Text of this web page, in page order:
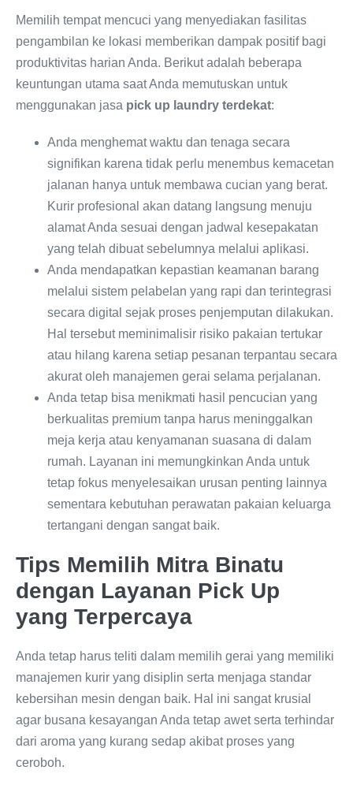
Memilih tempat mencuci yang menyediakan fasilitas
pengambilan ke lokasi memberikan dampak positif bagi
produktivitas harian Anda. Berikut adalah beberapa
keuntungan utama saat Anda memutuskan untuk
menggunakan jasa pick up laundry terdekat:
Anda menghemat waktu dan tenaga secara
signifikan karena tidak perlu menembus kemacetan
jalanan hanya untuk membawa cucian yang berat.
Kurir profesional akan datang langsung menuju
alamat Anda sesuai dengan jadwal kesepakatan
yang telah dibuat sebelumnya melalui aplikasi.
Anda mendapatkan kepastian keamanan barang
melalui sistem pelabelan yang rapi dan terintegrasi
secara digital sejak proses penjemputan dilakukan.
Hal tersebut meminimalisir risiko pakaian tertukar
atau hilang karena setiap pesanan terpantau secara
akurat oleh manajemen gerai selama perjalanan.
Anda tetap bisa menikmati hasil pencucian yang
berkualitas premium tanpa harus meninggalkan
meja kerja atau kenyamanan suasana di dalam
rumah. Layanan ini memungkinkan Anda untuk
tetap fokus menyelesaikan urusan penting lainnya
sementara kebutuhan perawatan pakaian keluarga
tertangani dengan sangat baik.
Tips Memilih Mitra Binatu
dengan Layanan Pick Up
yang Terpercaya
Anda tetap harus teliti dalam memilih gerai yang memiliki
manajemen kurir yang disiplin serta menjaga standar
kebersihan mesin dengan baik. Hal ini sangat krusial
agar busana kesayangan Anda tetap awet serta terhindar
dari aroma yang kurang sedap akibat proses yang
ceroboh.